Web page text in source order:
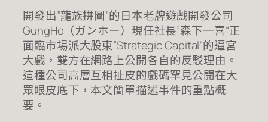
開發出”龍族拼圖”的日本老牌遊戲開發公司
GungHo（ガンホー）現任社長”森下一喜“正
面臨市場派大股東”Strategic Capital“的逼宮
大戲，雙方在網路上公開各自的反駁理由。
這種公司高層互相扯皮的戲碼罕見公開在大
眾眼皮底下，本文簡單描述事件的重點概
要。